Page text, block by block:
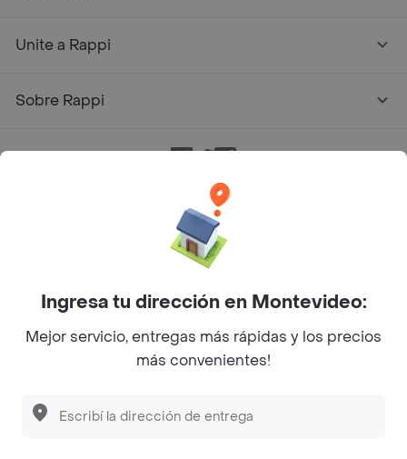
Unite a Rappi
Sobre Rappi
Facebook
Twitter
Instagram
Rappi Inc. All rights reserved.
Ingresa tu dirección en Montevideo:
Mejor servicio, entregas más rápidas y los precios
más convenientes!